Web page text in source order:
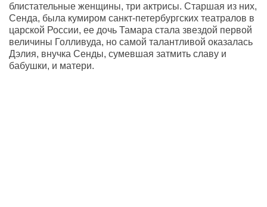
блистательные женщины, три актрисы. Старшая из них,
Сенда, была кумиром санкт-петербургских театралов в
царской России, ее дочь Тамара стала звездой первой
величины Голливуда, но самой талантливой оказалась
Дэлия, внучка Сенды, сумевшая затмить славу и
бабушки, и матери.